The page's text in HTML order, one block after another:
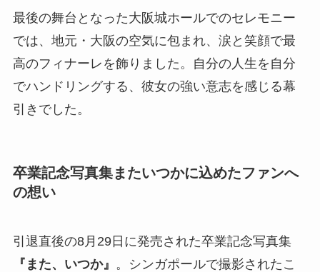
最後の舞台となった大阪城ホールでのセレモニー
では、地元・大阪の空気に包まれ、涙と笑顔で最
高のフィナーレを飾りました。自分の人生を自分
でハンドリングする、彼女の強い意志を感じる幕
引きでした。
卒業記念写真集またいつかに込めたファンへ
の想い
引退直後の8月29日に発売された卒業記念写真集
『また、いつか』 。シンガポールで撮影されたこ